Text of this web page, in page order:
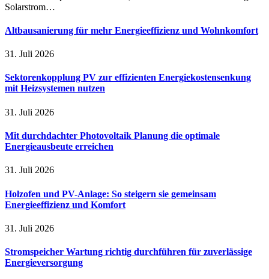
Solarstrom…
Altbausanierung für mehr Energieeffizienz und Wohnkomfort
31. Juli 2026
Sektorenkopplung PV zur effizienten Energiekostensenkung
mit Heizsystemen nutzen
31. Juli 2026
Mit durchdachter Photovoltaik Planung die optimale
Energieausbeute erreichen
31. Juli 2026
Holzofen und PV-Anlage: So steigern sie gemeinsam
Energieeffizienz und Komfort
31. Juli 2026
Stromspeicher Wartung richtig durchführen für zuverlässige
Energieversorgung